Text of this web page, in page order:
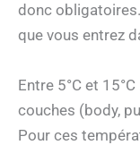
donc
que vous entrez
Entre 5°C et
couches (body,
Pour ces